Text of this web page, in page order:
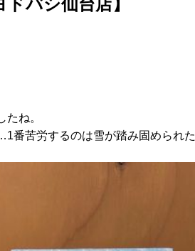
ドバシ仙台店】
ね。
番苦労するのは雪が踏み固められた